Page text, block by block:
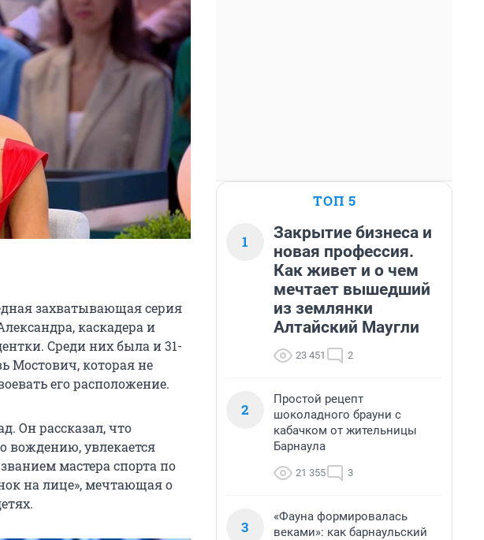
захватывающая серия
каскадера и
Среди них была и 31-
Мостович, которая не
его расположение.
Он рассказал, что
вождению, увлекается
мастера спорта по
на лице», мечтающая о
ТОП 5
1
Закрытие бизнеса и
новая профессия.
Как живет и о чем
мечтает вышедший
из землянки
Алтайский Маугли
23 451 2
2
Простой рецепт
шоколадного брауни с
кабачком от жительницы
Барнаула
21 355 3
3
«Фауна формировалась
веками»: как барнаульский